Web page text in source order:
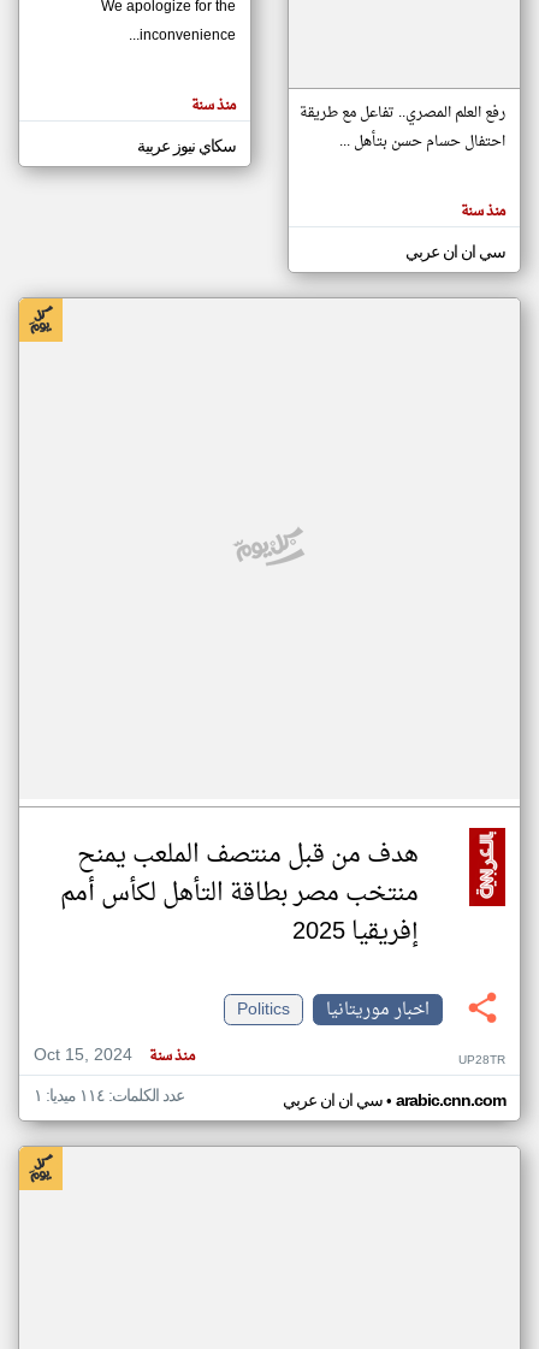
مصادر الأخبار من موريتانيا
اخبار موريتانيا على مدار الساعة
أهم اخبار موريتانيا العاجلة والمباشرة
المقالات
الموجوده
هنا عن
رفع العلم المصري.. تفاعل مع طريقة
احتفال حسام حسن بتأهل ...
منذ سنة
سي ان ان عربي
We apologize for the
inconvenience...
منذ سنة
سكاي نيوز عربية
هدف من قبل منتصف الملعب يمنح
منتخب مصر بطاقة التأهل لكأس أمم
إفريقيا 2025
اخبار موريتانيا
Politics
Oct 15, 2024
منذ سنة UP28TR
سي ان ان عربي• arabic.cnn.com عدد الكلمات: ١١٤ ميديا: ١
klyoum.com